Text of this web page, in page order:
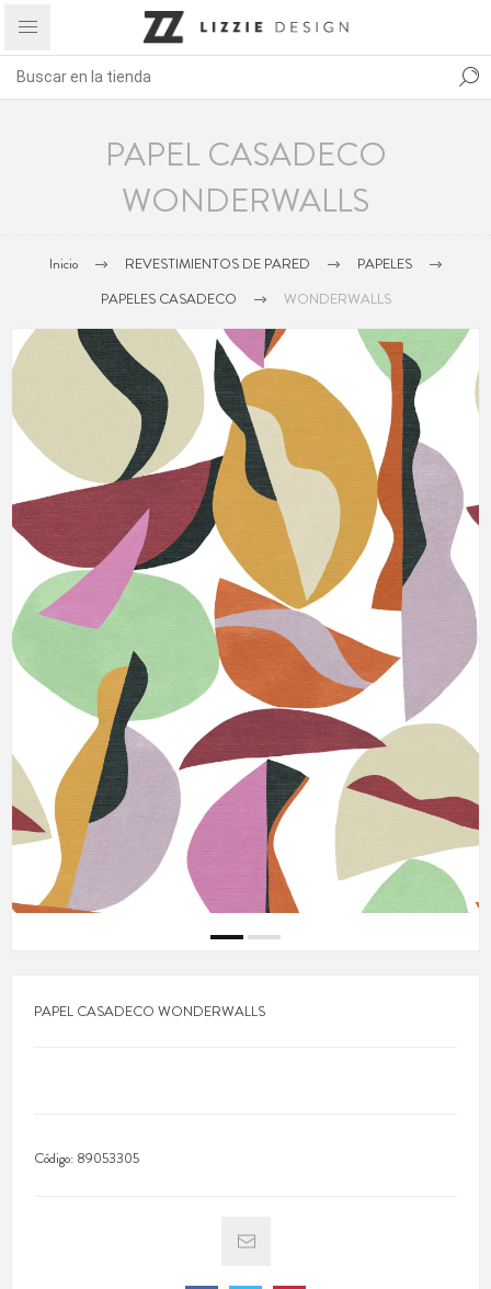
PAPEL CASADECO
WONDERWALLS
Inicio REVESTIMIENTOS DE PARED
PAPELES
PAPELES CASADECO
WONDERWALLS
PAPEL CASADECO WONDERWALLS
Código: 89053305